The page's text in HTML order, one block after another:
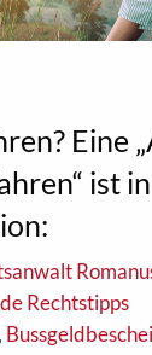
Eine
ist
Rechtstipps
,